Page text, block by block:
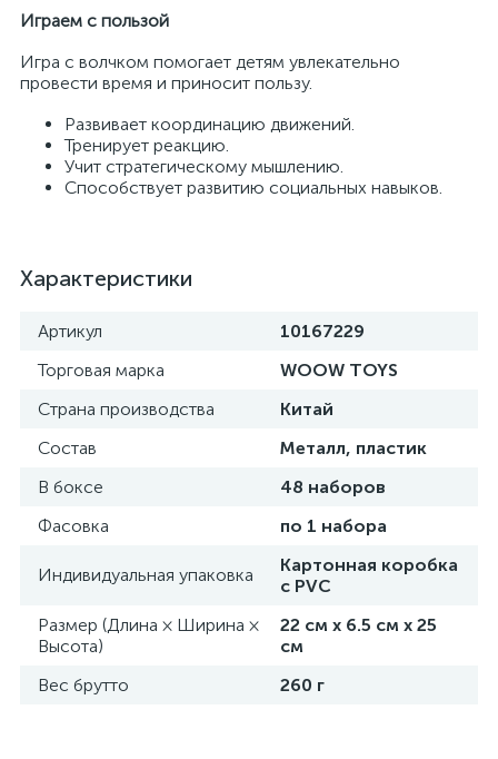
Играем с пользой
Игра с волчком помогает детям увлекательно
провести время и приносит пользу.
Развивает координацию движений.
Тренирует реакцию.
Учит стратегическому мышлению.
Способствует развитию социальных навыков.
Характеристики
Артикул
10167229
Торговая марка
WOOW TOYS
Страна производства
Китай
Состав
Металл, пластик
В боксе
48 наборов
Фасовка
по 1 набора
Индивидуальная упаковка
Картонная коробка
с PVC
Размер (Длина × Ширина ×
Высота)
22 см х 6.5 см х 25
см
Вес брутто
260 г